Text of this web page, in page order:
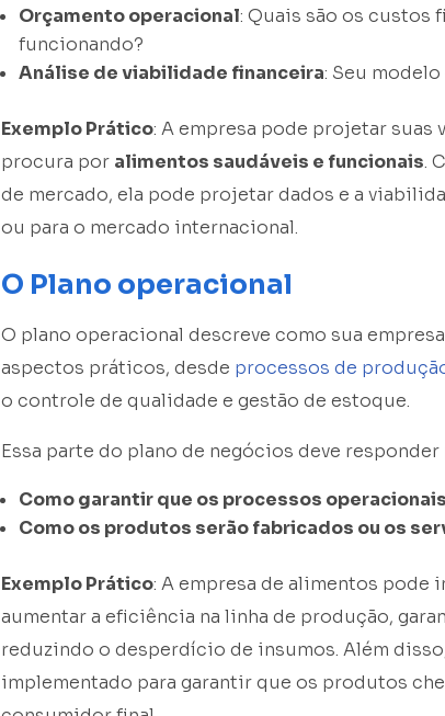
Orçamento operacional: Quais são os custos
funcionando?
Análise de viabilidade financeira: Seu
Exemplo Prático: A empresa pode projetar suas
procura por alimentos saudáveis e funcionais.
de mercado, ela pode projetar dados e a
ou para o mercado internacional.
O Plano operacional
O plano operacional descreve como sua
aspectos práticos, desde processos de
o controle de qualidade e gestão de estoque.
Essa parte do plano de negócios deve
Como garantir que os processos
Como os produtos serão fabricados ou os
Exemplo Prático: A empresa de alimentos pode
aumentar a eficiência na linha de produção,
reduzindo o desperdício de insumos. Além
implementado para garantir que os produtos